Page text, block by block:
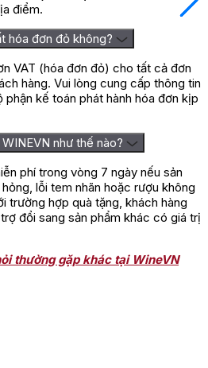
điểm.
hóa đơn đỏ không?
VAT (hóa đơn đỏ) cho tất cả đơn
hàng. Vui lòng cung cấp thông tin
kế toán phát hành hóa đơn kịp
như thế nào?
phí trong vòng 7 ngày nếu sản
lỗi tem nhãn hoặc rượu không
trường hợp quà tặng, khách hàng
đổi sang sản phẩm khác có giá trị
thường gặp khác tại WineVN